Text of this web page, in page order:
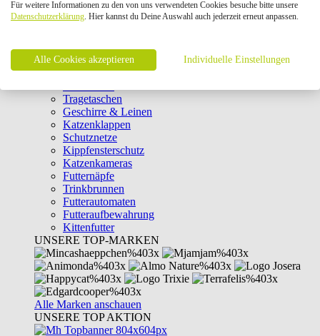
Intelligenzspielzeug
Laserpointer & Elektrospielzeug
Clicker & Target Sticks für Katzen
Weiteres Katzenspielzeug
Transportboxen
Tragetaschen
Geschirre & Leinen
Katzenklappen
Schutznetze
Kippfensterschutz
Katzenkameras
Futternäpfe
Trinkbrunnen
Futterautomaten
Futteraufbewahrung
Kittenfutter
UNSERE TOP-MARKEN
Alle Marken anschauen
UNSERE TOP AKTION
Für weitere Informationen zu den von uns verwendeten Cookies besuche bitte unsere
Datenschutzerklärung. Hier kannst du Deine Auswahl auch jederzeit erneut anpassen.
Alle Cookies akzeptieren Individuelle Einstellungen